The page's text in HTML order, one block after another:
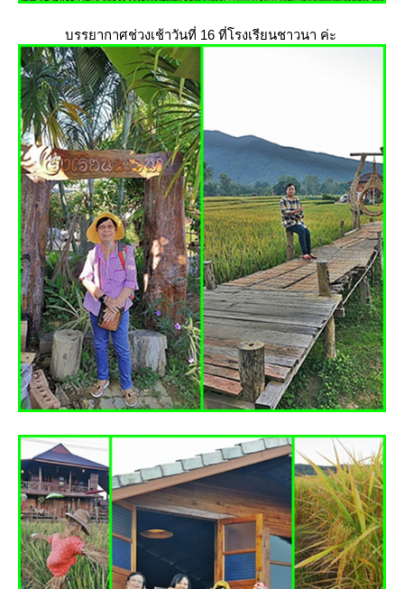
บรรยากาศช่วงเช้าวันที่ 16 ที่โรงเรียนชาวนา ค่ะ